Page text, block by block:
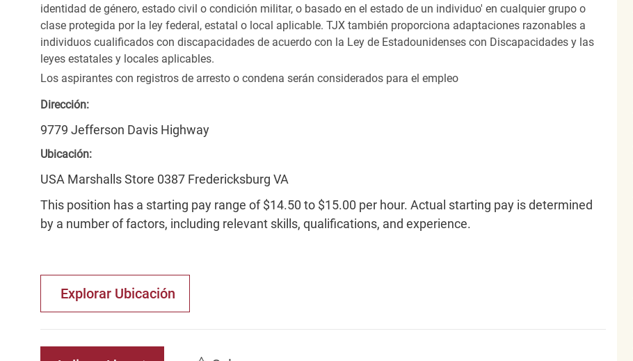
identidad de género, estado civil o condición militar, o basado en el estado de un individuo' en cualquier grupo o
clase protegida por la ley federal, estatal o local aplicable. TJX también proporciona adaptaciones razonables a
individuos cualificados con discapacidades de acuerdo con la Ley de Estadounidenses con Discapacidades y las
leyes estatales y locales aplicables.
Los aspirantes con registros de arresto o condena serán considerados para el empleo
Dirección:
9779 Jefferson Davis Highway
Ubicación:
USA Marshalls Store 0387 Fredericksburg VA
This position has a starting pay range of $14.50 to $15.00 per hour. Actual starting pay is determined
by a number of factors, including relevant skills, qualifications, and experience.
Explorar Ubicación